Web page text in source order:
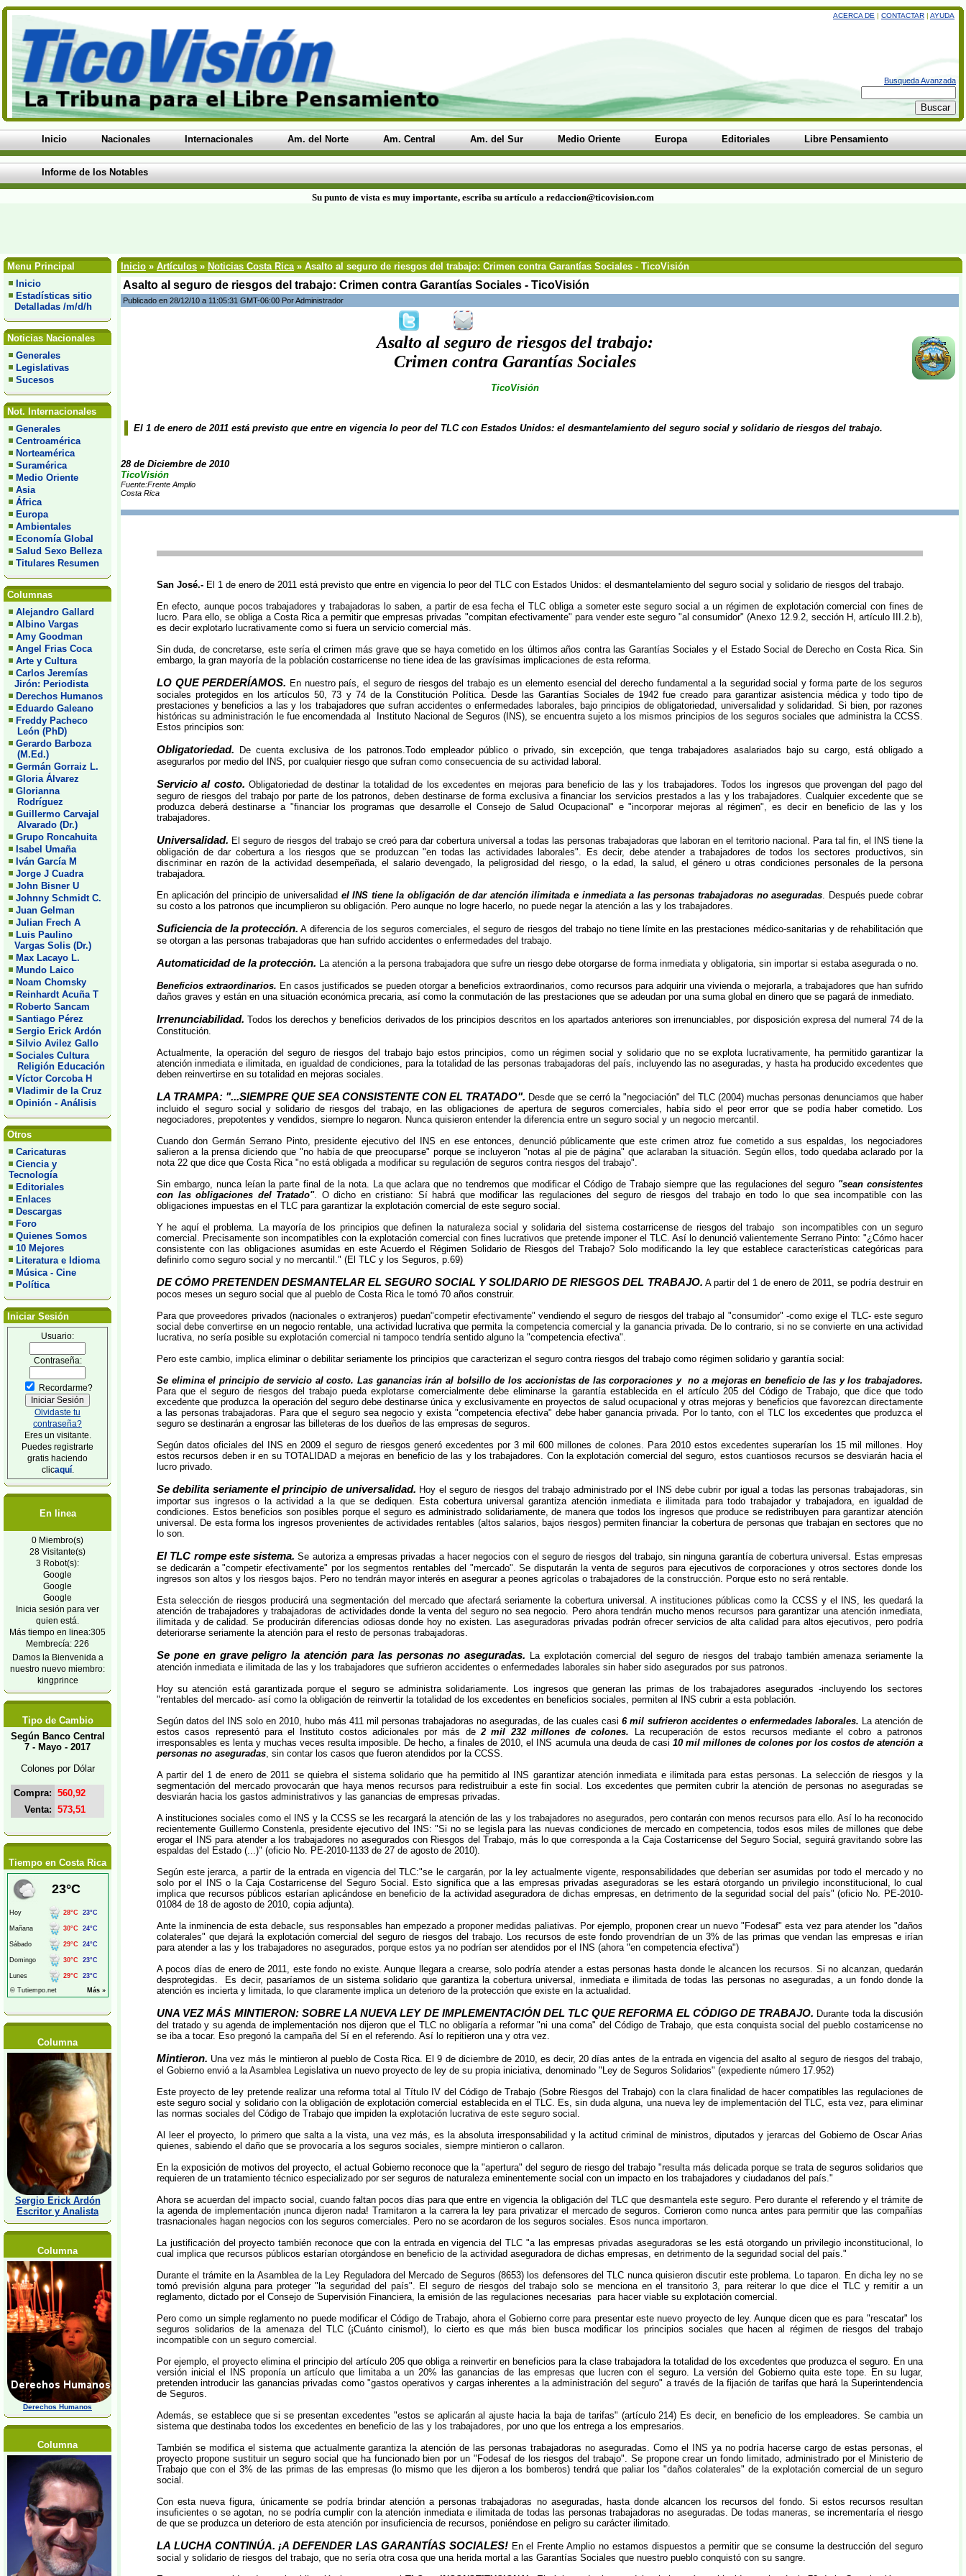
ACERCA DE | CONTACTAR | AYUDA
Busqueda Avanzada
Inicio Nacionales Internacionales Am. del Norte Am. Central Am. del Sur Medio Oriente Europa Editoriales Libre Pensamiento
Informe de los Notables
Su punto de vista es muy importante, escriba su artículo a redaccion@ticovision.com
Menu Principal
Inicio
Estadísticas sitio
Detalladas /m/d/h
Noticias Nacionales
Generales
Legislativas
Sucesos
Not. Internacionales
Generales
Centroamérica
Norteamérica
Suramérica
Medio Oriente
Asia
África
Europa
Ambientales
Economía Global
Salud Sexo Belleza
Titulares Resumen
Columnas
Alejandro Gallard
Albino Vargas
Amy Goodman
Angel Frias Coca
Arte y Cultura
Carlos Jeremías
Jirón: Periodista
Derechos Humanos
Eduardo Galeano
Freddy Pacheco
León (PhD)
Gerardo Barboza
(M.Ed.)
Germán Gorraiz L.
Gloria Álvarez
Glorianna
Rodríguez
Guillermo Carvajal
Alvarado (Dr.)
Grupo Roncahuita
Isabel Umaña
Iván García M
Jorge J Cuadra
John Bisner U
Johnny Schmidt C.
Juan Gelman
Julian Frech A
Luis Paulino
Vargas Solis (Dr.)
Max Lacayo L.
Mundo Laico
Noam Chomsky
Reinhardt Acuña T
Roberto Sancam
Santiago Pérez
Sergio Erick Ardón
Silvio Avilez Gallo
Sociales Cultura
Religión Educación
Víctor Corcoba H
Vladimir de la Cruz
Opinión - Análisis
Otros
Caricaturas
Ciencia y
Tecnología
Editoriales
Enlaces
Descargas
Foro
Quienes Somos
10 Mejores
Literatura e Idioma
Música - Cine
Política
Iniciar Sesión
Usuario:
Contraseña:
Recordarme?
Olvidaste tu
contraseña?
Eres un visitante.
Puedes registrarte
gratis haciendo
clicaquí.
En linea
0 Miembro(s)
28 Visitante(s)
3 Robot(s):
Google
Google
Google
Inicia sesión para ver
quien está.
Más tiempo en linea:305
Membrecía: 226
Damos la Bienvenida a
nuestro nuevo miembro:
kingprince
Tipo de Cambio
Según Banco Central
7 - Mayo - 2017
Colones por Dólar
Compra: 560,92
Venta: 573,51
Tiempo en Costa Rica
Columna
Sergio Erick Ardón
Escritor y Analista
Columna
Derechos Humanos
Columna
Inicio » Artículos » Noticias Costa Rica» Asalto al seguro de riesgos del trabajo: Crimen contra Garantías Sociales - TicoVisión
Asalto al seguro de riesgos del trabajo: Crimen contra Garantías Sociales - TicoVisión
Publicado en 28/12/10 a 11:05:31 GMT-06:00 Por Administrador
Asalto al seguro de riesgos del trabajo:
Crimen contra Garantías Sociales
TicoVisión
El 1 de enero de 2011 está previsto que entre en vigencia lo peor del TLC con Estados Unidos: el desmantelamiento del seguro social y solidario de riesgos del trabajo.
28 de Diciembre de 2010
TicoVisión
Fuente:Frente Amplio
Costa Rica
San José.- El 1 de enero de 2011 está previsto que entre en vigencia lo peor del TLC con Estados Unidos: el desmantelamiento del seguro social y solidario de riesgos del trabajo.
En efecto, aunque pocos trabajadores y trabajadoras lo saben, a partir de esa fecha el TLC obliga a someter este seguro social a un régimen de explotación comercial con fines de
lucro. Para ello, se obliga a Costa Rica a permitir que empresas privadas "compitan efectivamente" para vender este seguro "al consumidor" (Anexo 12.9.2, sección H, artículo III.2.b),
es decir explotarlo lucrativamente como si fuera un servicio comercial más.
Sin duda, de concretarse, este sería el crimen más grave que se haya cometido en los últimos años contra las Garantías Sociales y el Estado Social de Derecho en Costa Rica. Sin
embargo, la gran mayoría de la población costarricense no tiene idea de las gravísimas implicaciones de esta reforma.
LO QUE PERDERÍAMOS. En nuestro país, el seguro de riesgos del trabajo es un elemento esencial del derecho fundamental a la seguridad social y forma parte de los seguros
sociales protegidos en los artículos 50, 73 y 74 de la Constitución Política. Desde las Garantías Sociales de 1942 fue creado para garantizar asistencia médica y todo tipo de
prestaciones y beneficios a las y los trabajadores que sufran accidentes o enfermedades laborales, bajo principios de obligatoriedad, universalidad y solidaridad. Si bien, por razones
históricas su administración le fue encomendada al Instituto Nacional de Seguros (INS), se encuentra sujeto a los mismos principios de los seguros sociales que administra la CCSS.
Estos principios son:
Obligatoriedad. De cuenta exclusiva de los patronos.Todo empleador público o privado, sin excepción, que tenga trabajadores asalariados bajo su cargo, está obligado a
asegurarlos por medio del INS, por cualquier riesgo que sufran como consecuencia de su actividad laboral.
Servicio al costo. Obligatoriedad de destinar la totalidad de los excedentes en mejoras para beneficio de las y los trabajadores. Todos los ingresos que provengan del pago del
seguro de riesgos del trabajo por parte de los patronos, deben destinarse de forma exclusiva a financiar los servicios prestados a las y los trabajadores. Cualquier excedente que se
produzca deberá destinarse a "financiar los programas que desarrolle el Consejo de Salud Ocupacional" e "incorporar mejoras al régimen", es decir en beneficio de las y los
trabajadores.
Universalidad. El seguro de riesgos del trabajo se creó para dar cobertura universal a todas las personas trabajadoras que laboran en el territorio nacional. Para tal fin, el INS tiene la
obligación de dar cobertura a los riesgos que se produzcan "en todas las actividades laborales". Es decir, debe atender a trabajadores de todos los sectores productivos, sin
discriminar en razón de la actividad desempeñada, el salario devengado, la peligrosidad del riesgo, o la edad, la salud, el género u otras condiciones personales de la persona
trabajadora.
En aplicación del principio de universalidad el INS tiene la obligación de dar atención ilimitada e inmediata a las personas trabajadoras no aseguradas. Después puede cobrar
su costo a los patronos que incumplieron su obligación. Pero aunque no logre hacerlo, no puede negar la atención a las y los trabajadores.
Suficiencia de la protección. A diferencia de los seguros comerciales, el seguro de riesgos del trabajo no tiene límite en las prestaciones médico-sanitarias y de rehabilitación que
se otorgan a las personas trabajadoras que han sufrido accidentes o enfermedades del trabajo.
Automaticidad de la protección. La atención a la persona trabajadora que sufre un riesgo debe otorgarse de forma inmediata y obligatoria, sin importar si estaba asegurada o no.
Beneficios extraordinarios. En casos justificados se pueden otorgar a beneficios extraordinarios, como recursos para adquirir una vivienda o mejorarla, a trabajadores que han sufrido
daños graves y están en una situación económica precaria, así como la conmutación de las prestaciones que se adeudan por una suma global en dinero que se pagará de inmediato.
Irrenunciabilidad. Todos los derechos y beneficios derivados de los principios descritos en los apartados anteriores son irrenunciables, por disposición expresa del numeral 74 de la
Constitución.
Actualmente, la operación del seguro de riesgos del trabajo bajo estos principios, como un régimen social y solidario que no se explota lucrativamente, ha permitido garantizar la
atención inmediata e ilimitada, en igualdad de condiciones, para la totalidad de las personas trabajadoras del país, incluyendo las no aseguradas, y hasta ha producido excedentes que
deben reinvertirse en su totalidad en mejoras sociales.
LA TRAMPA: "...SIEMPRE QUE SEA CONSISTENTE CON EL TRATADO". Desde que se cerró la "negociación" del TLC (2004) muchas personas denunciamos que haber
incluido el seguro social y solidario de riesgos del trabajo, en las obligaciones de apertura de seguros comerciales, había sido el peor error que se podía haber cometido. Los
negociadores, prepotentes y vendidos, siempre lo negaron. Nunca quisieron entender la diferencia entre un seguro social y un negocio mercantil.
Cuando don Germán Serrano Pinto, presidente ejecutivo del INS en ese entonces, denunció públicamente que este crimen atroz fue cometido a sus espaldas, los negociadores
salieron a la prensa diciendo que "no había de que preocuparse" porque se incluyeron "notas al pie de página" que aclaraban la situación. Según ellos, todo quedaba aclarado por la
nota 22 que dice que Costa Rica "no está obligada a modificar su regulación de seguros contra riesgos del trabajo".
Sin embargo, nunca leían la parte final de la nota. La que aclara que no tendremos que modificar el Código de Trabajo siempre que las regulaciones del seguro "sean consistentes
con las obligaciones del Tratado". O dicho en cristiano: Sí habrá que modificar las regulaciones del seguro de riesgos del trabajo en todo lo que sea incompatible con las
obligaciones impuestas en el TLC para garantizar la explotación comercial de este seguro social.
Y he aquí el problema. La mayoría de los principios que definen la naturaleza social y solidaria del sistema costarricense de riesgos del trabajo son incompatibles con un seguro
comercial. Precisamente son incompatibles con la explotación comercial con fines lucrativos que pretende imponer el TLC. Así lo denunció valientemente Serrano Pinto: "¿Cómo hacer
consistente con las obligaciones asumidas en este Acuerdo el Régimen Solidario de Riesgos del Trabajo? Solo modificando la ley que establece características categóricas para
definirlo como seguro social y no mercantil." (El TLC y los Seguros, p.69)
DE CÓMO PRETENDEN DESMANTELAR EL SEGURO SOCIAL Y SOLIDARIO DE RIESGOS DEL TRABAJO. A partir del 1 de enero de 2011, se podría destruir en
pocos meses un seguro social que al pueblo de Costa Rica le tomó 70 años construir.
Para que proveedores privados (nacionales o extranjeros) puedan"competir efectivamente" vendiendo el seguro de riesgos del trabajo al "consumidor" -como exige el TLC- este seguro
social debe convertirse en un negocio rentable, una actividad lucrativa que permita la competencia comercial y la ganancia privada. De lo contrario, si no se convierte en una actividad
lucrativa, no sería posible su explotación comercial ni tampoco tendría sentido alguno la "competencia efectiva".
Pero este cambio, implica eliminar o debilitar seriamente los principios que caracterizan el seguro contra riesgos del trabajo como régimen solidario y garantía social:
Se elimina el principio de servicio al costo. Las ganancias irán al bolsillo de los accionistas de las corporaciones y no a mejoras en beneficio de las y los trabajadores.
Para que el seguro de riesgos del trabajo pueda explotarse comercialmente debe eliminarse la garantía establecida en el artículo 205 del Código de Trabajo, que dice que todo
excedente que produzca la operación del seguro debe destinarse única y exclusivamente en proyectos de salud ocupacional y otras mejoras y beneficios que favorezcan directamente
a las personas trabajadoras. Para que el seguro sea negocio y exista "competencia efectiva" debe haber ganancia privada. Por lo tanto, con el TLC los excedentes que produzca el
seguro se destinarán a engrosar las billeteras de los dueños de las empresas de seguros.
Según datos oficiales del INS en 2009 el seguro de riesgos generó excedentes por 3 mil 600 millones de colones. Para 2010 estos excedentes superarían los 15 mil millones. Hoy
estos recursos deben ir en su TOTALIDAD a mejoras en beneficio de las y los trabajadores. Con la explotación comercial del seguro, estos cuantiosos recursos se desviarán hacia el
lucro privado.
Se debilita seriamente el principio de universalidad. Hoy el seguro de riesgos del trabajo administrado por el INS debe cubrir por igual a todas las personas trabajadoras, sin
importar sus ingresos o la actividad a la que se dediquen. Esta cobertura universal garantiza atención inmediata e ilimitada para todo trabajador y trabajadora, en igualdad de
condiciones. Estos beneficios son posibles porque el seguro es administrado solidariamente, de manera que todos los ingresos que produce se redistribuyen para garantizar atención
universal. De esta forma los ingresos provenientes de actividades rentables (altos salarios, bajos riesgos) permiten financiar la cobertura de personas que trabajan en sectores que no
lo son.
El TLC rompe este sistema. Se autoriza a empresas privadas a hacer negocios con el seguro de riesgos del trabajo, sin ninguna garantía de cobertura universal. Estas empresas
se dedicarán a "competir efectivamente" por los segmentos rentables del "mercado". Se disputarán la venta de seguros para ejecutivos de corporaciones y otros sectores donde los
ingresos son altos y los riesgos bajos. Pero no tendrán mayor interés en asegurar a peones agrícolas o trabajadores de la construcción. Porque esto no será rentable.
Esta selección de riesgos producirá una segmentación del mercado que afectará seriamente la cobertura universal. A instituciones públicas como la CCSS y el INS, les quedará la
atención de trabajadores y trabajadoras de actividades donde la venta del seguro no sea negocio. Pero ahora tendrán mucho menos recursos para garantizar una atención inmediata,
ilimitada y de calidad. Se producirán diferencias odiosas donde hoy no existen. Las aseguradoras privadas podrán ofrecer servicios de alta calidad para altos ejecutivos, pero podría
deteriorarse seriamente la atención para el resto de personas trabajadoras.
Se pone en grave peligro la atención para las personas no aseguradas. La explotación comercial del seguro de riesgos del trabajo también amenaza seriamente la
atención inmediata e ilimitada de las y los trabajadores que sufrieron accidentes o enfermedades laborales sin haber sido asegurados por sus patronos.
Hoy su atención está garantizada porque el seguro se administra solidariamente. Los ingresos que generan las primas de los trabajadores asegurados -incluyendo los sectores
"rentables del mercado- así como la obligación de reinvertir la totalidad de los excedentes en beneficios sociales, permiten al INS cubrir a esta población.
Según datos del INS solo en 2010, hubo más 411 mil personas trabajadoras no aseguradas, de las cuales casi6 mil sufrieron accidentes o enfermedades laborales. La atención de
estos casos representó para el Instituto costos adicionales por más de2 mil 232 millones de colones. La recuperación de estos recursos mediante el cobro a patronos
irresponsables es lenta y muchas veces resulta imposible. De hecho, a finales de 2010, el INS acumula una deuda de casi 10 mil millones de colones por los costos de atención a
personas no aseguradas, sin contar los casos que fueron atendidos por la CCSS.
A partir del 1 de enero de 2011 se quiebra el sistema solidario que ha permitido al INS garantizar atención inmediata e ilimitada para estas personas. La selección de riesgos y la
segmentación del mercado provocarán que haya menos recursos para redistruibuir a este fin social. Los excedentes que permiten cubrir la atención de personas no aseguradas se
desviarán hacia los gastos administrativos y las ganancias de empresas privadas.
A instituciones sociales como el INS y la CCSS se les recargará la atención de las y los trabajadores no asegurados, pero contarán con menos recursos para ello. Así lo ha reconocido
recientemente Guillermo Constenla, presidente ejecutivo del INS: "Si no se legisla para las nuevas condiciones de mercado en competencia, todos esos miles de millones que debe
erogar el INS para atender a los trabajadores no asegurados con Riesgos del Trabajo, más lo que corresponda a la Caja Costarricense del Seguro Social, seguirá gravitando sobre las
espaldas del Estado (...)" (oficio No. PE-2010-1133 de 27 de agosto de 2010).
Según este jerarca, a partir de la entrada en vigencia del TLC:"se le cargarán, por la ley actualmente vigente, responsabilidades que deberían ser asumidas por todo el mercado y no
solo por el INS o la Caja Costarricense del Seguro Social. Esto significa que a las empresas privadas aseguradoras se les estará otorgando un privilegio inconstitucional, lo cual
implica que recursos públicos estarían aplicándose en beneficio de la actividad aseguradora de dichas empresas, en detrimento de la seguridad social del país" (oficio No. PE-2010-
01084 de 18 de agosto de 2010, copia adjunta).
Ante la inminencia de esta debacle, sus responsables han empezado a proponer medidas paliativas. Por ejemplo, proponen crear un nuevo "Fodesaf" esta vez para atender los "daños
colaterales" que dejará la explotación comercial del seguro de riesgos del trabajo. Los recursos de este fondo provendrían de un 3% de las primas que vendan las empresas e irían
para atender a las y los trabajadores no asegurados, porque estos ya no podrían ser atendidos por el INS (ahora "en competencia efectiva")
A pocos días de enero de 2011, este fondo no existe. Aunque llegara a crearse, solo podría atender a estas personas hasta donde le alcancen los recursos. Si no alcanzan, quedarán
desprotegidas. Es decir, pasaríamos de un sistema solidario que garantiza la cobertura universal, inmediata e ilimitada de todas las personas no aseguradas, a un fondo donde la
atención es incierta y limitada, lo que claramente implica un deterioro de la protección que existe en la actualidad.
UNA VEZ MÁS MINTIERON: SOBRE LA NUEVA LEY DE IMPLEMENTACIÓN DEL TLC QUE REFORMA EL CÓDIGO DE TRABAJO. Durante toda la discusión
del tratado y su agenda de implementación nos dijeron que el TLC no obligaría a reformar "ni una coma" del Código de Trabajo, que esta conquista social del pueblo costarricense no
se iba a tocar. Eso pregonó la campaña del Sí en el referendo. Así lo repitieron una y otra vez.
Mintieron. Una vez más le mintieron al pueblo de Costa Rica. El 9 de diciembre de 2010, es decir, 20 días antes de la entrada en vigencia del asalto al seguro de riesgos del trabajo,
el Gobierno envió a la Asamblea Legislativa un nuevo proyecto de ley de su propia iniciativa, denominado "Ley de Seguros Solidarios" (expediente número 17.952)
Este proyecto de ley pretende realizar una reforma total al Título IV del Código de Trabajo (Sobre Riesgos del Trabajo) con la clara finalidad de hacer compatibles las regulaciones de
este seguro social y solidario con la obligación de explotación comercial establecida en el TLC. Es, sin duda alguna, una nueva ley de implementación del TLC, esta vez, para eliminar
las normas sociales del Código de Trabajo que impiden la explotación lucrativa de este seguro social.
Al leer el proyecto, lo primero que salta a la vista, una vez más, es la absoluta irresponsabilidad y la actitud criminal de ministros, diputados y jerarcas del Gobierno de Oscar Arias
quienes, sabiendo el daño que se provocaría a los seguros sociales, siempre mintieron o callaron.
En la exposición de motivos del proyecto, el actual Gobierno reconoce que la "apertura" del seguro de riesgo del trabajo "resulta más delicada porque se trata de seguros solidarios que
requieren de un tratamiento técnico especializado por ser seguros de naturaleza eminentemente social con un impacto en los trabajadores y ciudadanos del país."
Ahora se acuerdan del impacto social, cuando faltan pocos días para que entre en vigencia la obligación del TLC que desmantela este seguro. Pero durante el referendo y el trámite de
la agenda de implementación ¡nunca dijeron nada! Tramitaron a la carrera la ley para privatizar el mercado de seguros. Corrieron como nunca antes para permitir que las compañías
trasnacionales hagan negocios con los seguros comerciales. Pero no se acordaron de los seguros sociales. Esos nunca importaron.
La justificación del proyecto también reconoce que con la entrada en vigencia del TLC "a las empresas privadas aseguradoras se les está otorgando un privilegio inconstitucional, lo
cual implica que recursos públicos estarían otorgándose en beneficio de la actividad aseguradora de dichas empresas, en detrimento de la seguridad social del país."
Durante el trámite en la Asamblea de la Ley Reguladora del Mercado de Seguros (8653) los defensores del TLC nunca quisieron discutir este problema. Lo taparon. En dicha ley no se
tomó previsión alguna para proteger "la seguridad del país". El seguro de riesgos del trabajo solo se menciona en el transitorio 3, para reiterar lo que dice el TLC y remitir a un
reglamento, dictado por el Consejo de Supervisión Financiera, la emisión de las regulaciones necesarias para hacer viable su explotación comercial.
Pero como un simple reglamento no puede modificar el Código de Trabajo, ahora el Gobierno corre para presentar este nuevo proyecto de ley. Aunque dicen que es para "rescatar" los
seguros solidarios de la amenaza del TLC (¡Cuánto cinismo!), lo cierto es que más bien busca modificar los principios sociales que hacen al régimen de riesgos del trabajo
incompatible con un seguro comercial.
Por ejemplo, el proyecto elimina el principio del artículo 205 que obliga a reinvertir en beneficios para la clase trabajadora la totalidad de los excedentes que produzca el seguro. En una
versión inicial el INS proponía un artículo que limitaba a un 20% las ganancias de las empresas que lucren con el seguro. La versión del Gobierno quita este tope. En su lugar,
pretenden introducir las ganancias privadas como "gastos operativos y cargas inherentes a la administración del seguro" a través de la fijación de tarifas que hará la Superintendencia
de Seguros.
Además, se establece que si se presentan excedentes "estos se aplicarán al ajuste hacia la baja de tarifas" (artículo 214) Es decir, en beneficio de los empleadores. Se cambia un
sistema que destinaba todos los excedentes en beneficio de las y los trabajadores, por uno que los entrega a los empresarios.
También se modifica el sistema que actualmente garantiza la atención de las personas trabajadoras no aseguradas. Como el INS ya no podría hacerse cargo de estas personas, el
proyecto propone sustituir un seguro social que ha funcionado bien por un "Fodesaf de los riesgos del trabajo". Se propone crear un fondo limitado, administrado por el Ministerio de
Trabajo que con el 3% de las primas de las empresas (lo mismo que les dijeron a los bomberos) tendrá que paliar los "daños colaterales" de la explotación comercial de un seguro
social.
Con esta nueva figura, únicamente se podría brindar atención a personas trabajadoras no aseguradas, hasta donde alcancen los recursos del fondo. Si estos recursos resultan
insuficientes o se agotan, no se podría cumplir con la atención inmediata e ilimitada de todas las personas trabajadoras no aseguradas. De todas maneras, se incrementaría el riesgo
de que se produzca un deterioro de esta atención por insuficiencia de recursos, poniéndose en peligro su carácter ilimitado.
LA LUCHA CONTINÚA. ¡A DEFENDER LAS GARANTÍAS SOCIALES!En el Frente Amplio no estamos dispuestos a permitir que se consume la destrucción del seguro
social y solidario de riesgos del trabajo, que no sería otra cosa que una herida mortal a las Garantías Sociales que nuestro pueblo conquistó con su sangre.